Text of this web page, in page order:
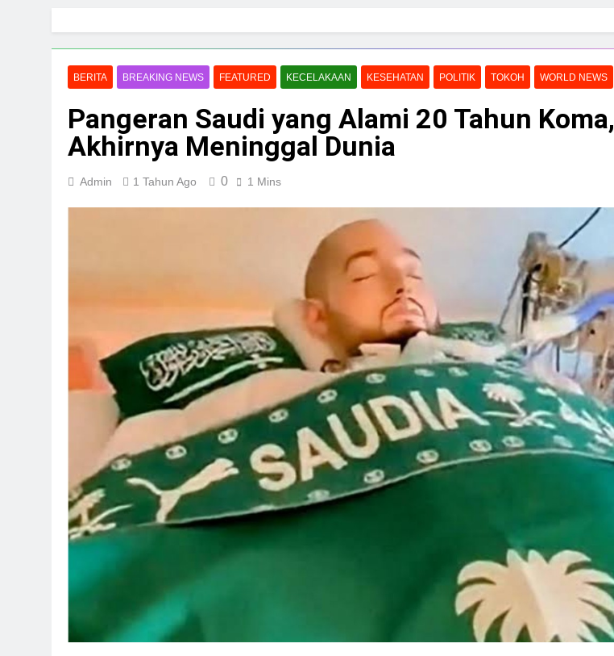
BERITA BREAKING NEWS FEATURED KECELAKAAN KESEHATAN POLITIK TOKOH WORLD NEWS
Pangeran Saudi yang Alami 20 Tahun Koma,
Akhirnya Meninggal Dunia
Admin 1 Tahun Ago 0 1 Mins